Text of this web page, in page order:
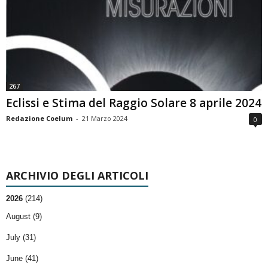
267
Eclissi e Stima del Raggio Solare 8 aprile 2024
Redazione Coelum - 21 Marzo 2024 0
ARCHIVIO DEGLI ARTICOLI
2026 (214)
August (9)
July (31)
June (41)